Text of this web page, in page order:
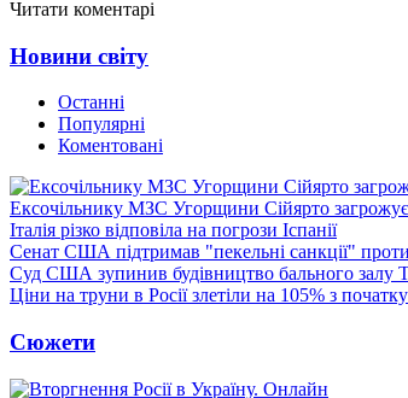
Читати коментарі
Новини світу
Останні
Популярні
Коментовані
Ексочільнику МЗС Угорщини Сійярто
Італія різко відповіла на погрози Іспанії
Сенат США підтримав "пекельні санкції"
Суд США зупинив будівництво бального залу
Ціни на труни в Росії злетіли на 105% з
Сюжети